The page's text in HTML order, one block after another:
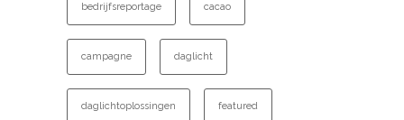
bedrijfsreportage cacao
campagne daglicht
daglichtoplossingen featured